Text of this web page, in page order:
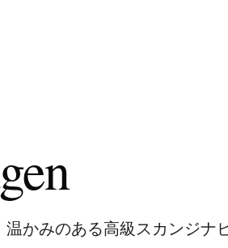
かみのある高級スカンジナ